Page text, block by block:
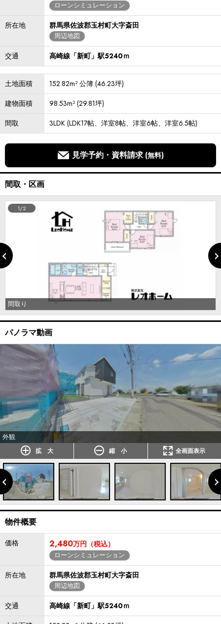
ローンシミュレーション
所在地 群馬県佐波郡玉村町大字斎田
周辺地図
交通 高崎線「新町」駅5240ｍ
土地面積
152.82m² 公簿 (46.23坪)
建物面積
98.53m² (29.81坪)
間取
3LDK (LDK17帖、洋室8帖、洋室6帖、洋室6.5帖)
見学予約・資料請求 (無料)
間取・区画
間取り
1/2
パノラマ動画
外観
拡 大 縮 小 全画面表示
物件概要
価格 2,480万円（税込）
ローンシミュレーション
所在地 群馬県佐波郡玉村町大字斎田
周辺地図
交通
高崎線「新町」駅5240ｍ